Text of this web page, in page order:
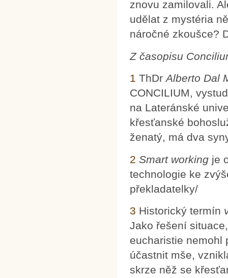
znovu zamilovali.
udělat z mystéria
náročné zkoušce?
Z časopisu
1 ThDrAlberto Dal
CONCILIUM,
na Lateránské
křesťanské
ženatý, má dva
2 Smart working je
technologie ke
překladatelky/
3 Historický termín
Jako řešení
eucharistie nemohl
účastnit mše,
skrze něž se